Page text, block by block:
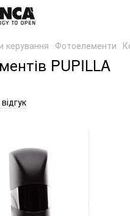
керування Фотоелементи
PUPILLA